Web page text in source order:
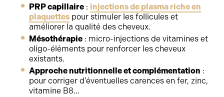
PRP capillaire: injections de plasma riche en
plaquettespour stimuler les follicules et
améliorer la qualité des cheveux.
Mésothérapie: micro-injections de vitamines et
oligo-éléments pour renforcer les cheveux
existants.
Approche nutritionnelle et complémentation :
pour corriger d’éventuelles carences en fer, zinc,
vitamine B8…